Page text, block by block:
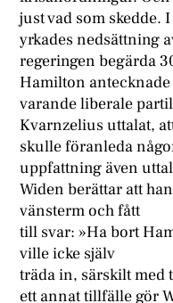
just vad som
yrkades nedsättning
regeringen begärda
Hamilton
varande liberale
Kvarnzelius uttalat,
skulle föranleda
uppfattning även
Widen berättar att
vänsterm och fått
till svar: »Ha bort
ville icke själv
träda in, särskilt med
ett annat tillfälle gör